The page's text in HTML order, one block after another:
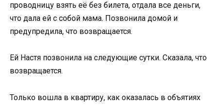
проводницу взять её без билета, отдала все деньги,
что дала ей с собой мама. Позвонила домой и
предупредила, что возвращается.
Ей Настя позвонила на следующие сутки. Сказала, что
возвращается.
Только вошла в квартиру, как оказалась в объятиях